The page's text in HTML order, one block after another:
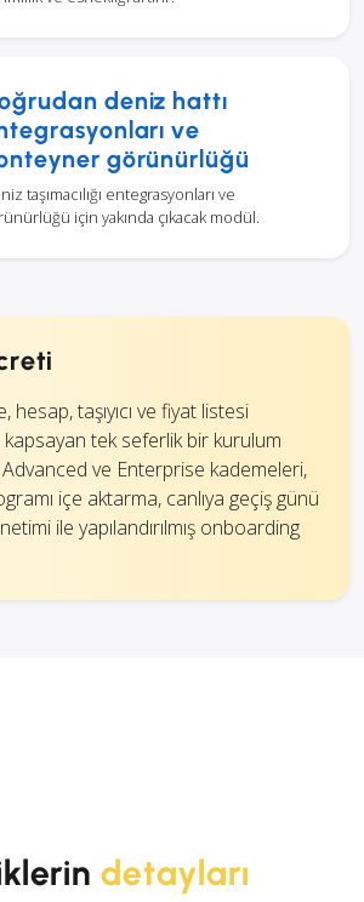
deniz hattı
ve
görünürlüğü
taşımacılığı entegrasyonları ve
için yakında çıkacak modül.
hesap, taşıyıcı ve fiyat listesi
kapsayan tek seferlik bir kurulum
Advanced ve Enterprise kademeleri,
içe aktarma, canlıya geçiş günü
ile yapılandırılmış onboarding
detayları